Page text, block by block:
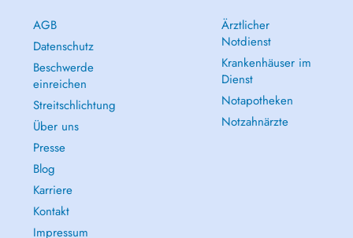
AGB
Datenschutz
Beschwerde
einreichen
Streitschlichtung
Über uns
Presse
Blog
Karriere
Kontakt
Impressum
Ärztlicher
Notdienst
Krankenhäuser im
Dienst
Notapotheken
Notzahnärzte